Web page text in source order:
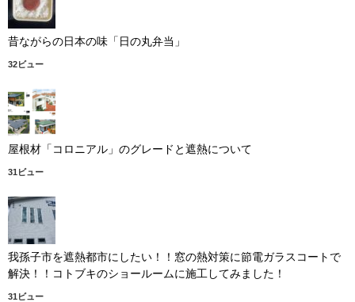
昔ながらの日本の味「日の丸弁当」
32ビュー
屋根材「コロニアル」のグレードと遮熱について
31ビュー
我孫子市を遮熱都市にしたい！！窓の熱対策に節電ガラスコートで
解決！！コトブキのショールームに施工してみました！
31ビュー